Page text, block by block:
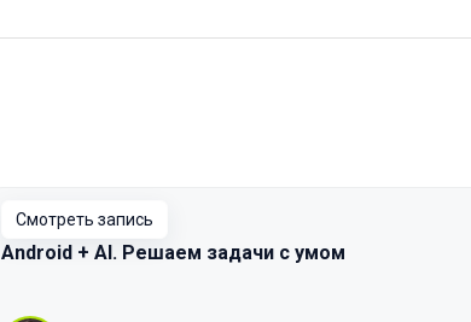
Смотреть запись
Android + AI. Решаем задачи с умом